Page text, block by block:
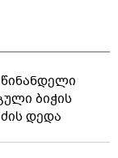
ბიჭის
დედა